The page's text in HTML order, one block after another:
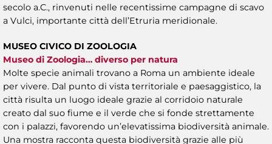
secolo a.C., rinvenuti nelle recentissime campagne di scavo
a Vulci, importante città dell’Etruria meridionale.
MUSEO CIVICO DI ZOOLOGIA
Museo di Zoologia… diverso per natura
Molte specie animali trovano a Roma un ambiente ideale
per vivere. Dal punto di vista territoriale e paesaggistico, la
città risulta un luogo ideale grazie al corridoio naturale
creato dal suo fiume e il verde che si fonde strettamente
con i palazzi, favorendo un’elevatissima biodiversità animale.
Una mostra racconta questa biodiversità grazie alle più